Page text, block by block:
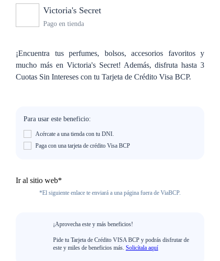
Victoria's Secret
Pago en tienda
¡Encuentra tus perfumes, bolsos, accesorios favoritos y
mucho más en Victoria's Secret! Además, disfruta hasta 3
Cuotas Sin Intereses con tu Tarjeta de Crédito Visa BCP.
Para usar este beneficio:
Acércate a una tienda con tu DNI.
Paga con una tarjeta de crédito Visa BCP
Ir al sitio web*
*El siguiente enlace te enviará a una página fuera de ViaBCP.
¡Aprovecha este y más beneficios!
Pide tu Tarjeta de Crédito VISA BCP y podrás disfrutar de
este y miles de beneficios más. Solicítala aquí